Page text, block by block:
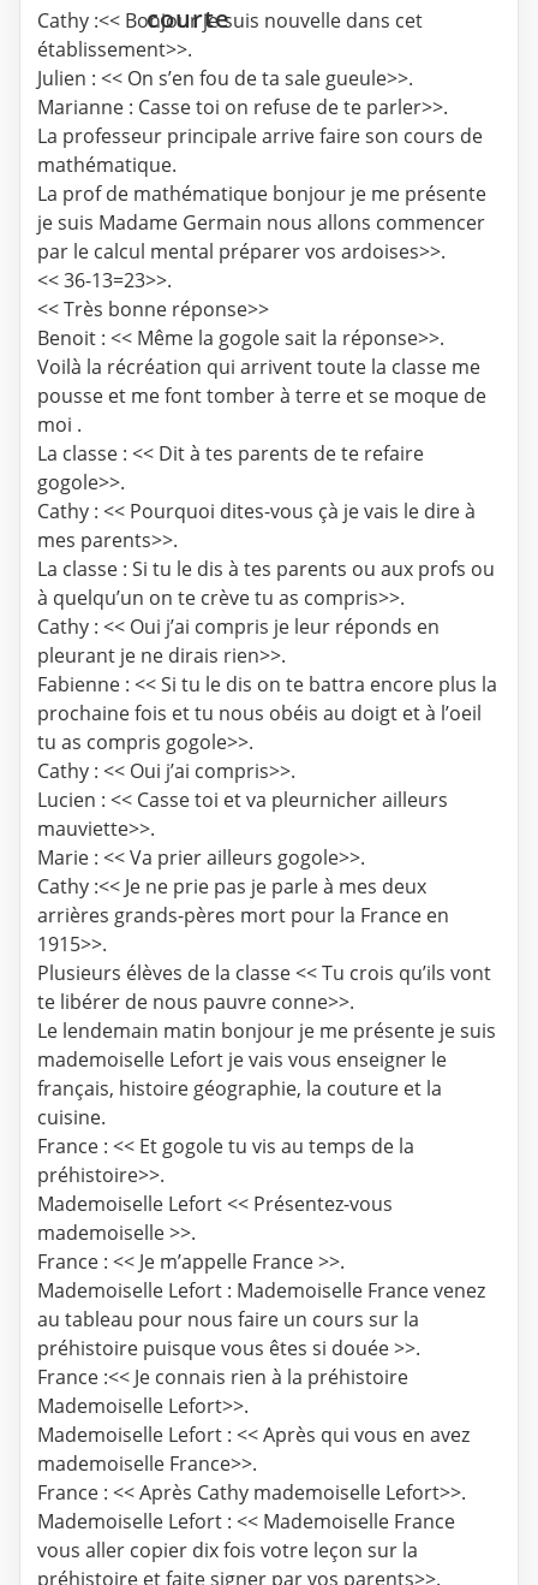
courte
Cathy :<< Bonjour je suis nouvelle dans cet
établissement>>.
Julien : << On s’en fou de ta sale gueule>>.
Marianne : Casse toi on refuse de te parler>>.
La professeur principale arrive faire son cours de
mathématique.
La prof de mathématique bonjour je me présente
je suis Madame Germain nous allons commencer
par le calcul mental préparer vos ardoises>>.
<< 36-13=23>>.
<< Très bonne réponse>>
Benoit : << Même la gogole sait la réponse>>.
Voilà la récréation qui arrivent toute la classe me
pousse et me font tomber à terre et se moque de
moi .
La classe : << Dit à tes parents de te refaire
gogole>>.
Cathy : << Pourquoi dites-vous çà je vais le dire à
mes parents>>.
La classe : Si tu le dis à tes parents ou aux profs ou
à quelqu’un on te crève tu as compris>>.
Cathy : << Oui j’ai compris je leur réponds en
pleurant je ne dirais rien>>.
Fabienne : << Si tu le dis on te battra encore plus la
prochaine fois et tu nous obéis au doigt et à l’oeil
tu as compris gogole>>.
Cathy : << Oui j’ai compris>>.
Lucien : << Casse toi et va pleurnicher ailleurs
mauviette>>.
Marie : << Va prier ailleurs gogole>>.
Cathy :<< Je ne prie pas je parle à mes deux
arrières grands-pères mort pour la France en
1915>>.
Plusieurs élèves de la classe << Tu crois qu’ils vont
te libérer de nous pauvre conne>>.
Le lendemain matin bonjour je me présente je suis
mademoiselle Lefort je vais vous enseigner le
français, histoire géographie, la couture et la
cuisine.
France : << Et gogole tu vis au temps de la
préhistoire>>.
Mademoiselle Lefort << Présentez-vous
mademoiselle >>.
France : << Je m’appelle France >>.
Mademoiselle Lefort : Mademoiselle France venez
au tableau pour nous faire un cours sur la
préhistoire puisque vous êtes si douée >>.
France :<< Je connais rien à la préhistoire
Mademoiselle Lefort>>.
Mademoiselle Lefort : << Après qui vous en avez
mademoiselle France>>.
France : << Après Cathy mademoiselle Lefort>>.
Mademoiselle Lefort : << Mademoiselle France
vous aller copier dix fois votre leçon sur la
préhistoire et faite signer par vos parents>>.